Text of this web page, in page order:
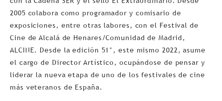
2005 colabora como programador y comisario de
exposiciones, entre otras labores, con el Festival de
Cine de Alcalá de Henares/Comunidad de Madrid,
ALCINE. Desde la edición 51°, este mismo 2022, asume
el cargo de Director Artístico, ocupándose de pensar y
liderar la nueva etapa de uno de los festivales de cine
más veteranos de España.